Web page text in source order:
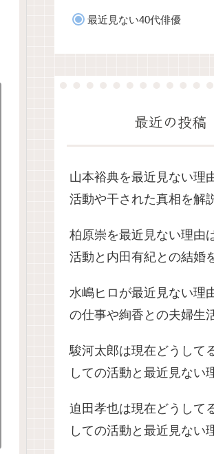
最近見ない40代俳優
最近の投稿
山本裕典を最近見ない理
活動や干された真相を解
柏原崇を最近見ない理由
活動と内田有紀との結婚
水嶋ヒロが最近見ない理
の仕事や絢香との夫婦生
駿河太郎は現在どうして
しての活動と最近見ない
迫田孝也は現在どうして
しての活動と最近見ない